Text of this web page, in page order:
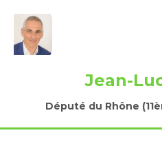
Jean-
Député du Rhône